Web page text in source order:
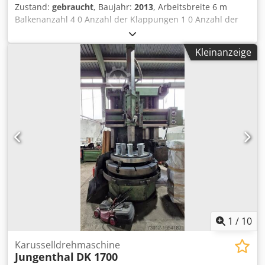
Zustand: gebraucht, Baujahr: 2013, Arbeitsbreite 6 m
Balkenanzahl 4 0 Anzahl der Klappungen 1 0 Anzahl der
Walzen 1 St. Saatbettkombination Die techn. Daten sind
Hersteller- bzw. Betreiberangaben und daher für uns
unverbindlich. Einen Zwischenverkauf behalten wir uns
vor; es gelten ausschließlich unsere Geschäfts- und
Verkaufsbedingungen. Über uns mehr als 400 eigene
Maschinen im Lager über 15.000 m² Lagerfläche,
Krankapazität 70 t mehr als 10.000 Artikel Zubehör für Ihre
Werkstatt Sie wollen Maschinen Produktionslinien oder
Ihren Betrieb verkaufen, dann sprechen Sie uns an.
Weitere Angebote finden Sie auf unserer Webseite.
Besichtigungen sind nach Absprache möglich. Wir freuen
uns auf Ihren Besuch. Ihr Markus Hirsch Team Dwedpoyv
Kleinanzeige
1 / 10
Karusselldrehmaschine
Jungenthal DK 1700